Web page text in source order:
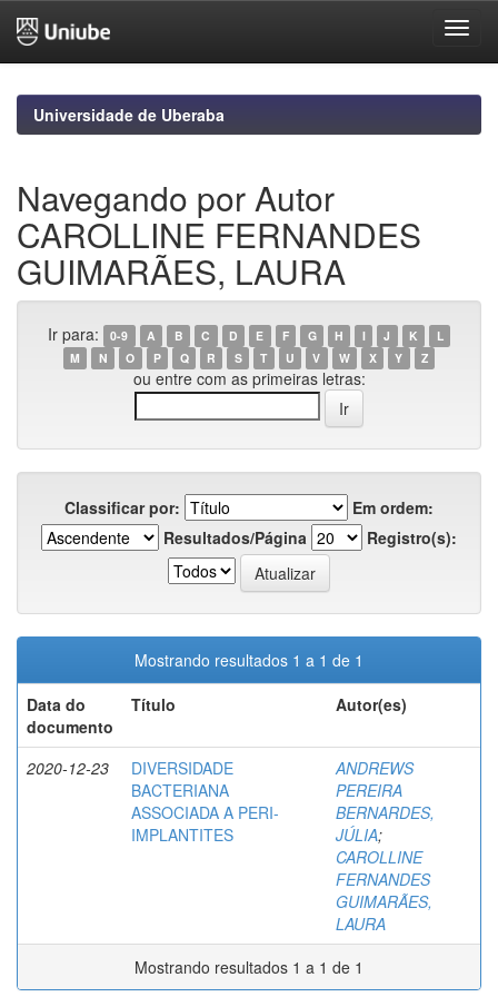
navigationUniversidade de Uberaba
Navegando por Autor
CAROLLINE FERNANDES
GUIMARÃES, LAURA
Ir para: 0-9 A B C D E F G H I J K
L
M
N O P Q R S T U V W X Y Z
ou entre com as primeiras letras:
Classificar por:
Em ordem:
Resultados/Página
Registro(s):
Mostrando resultados 1 a 1 de 1
Data do
documento
Título Autor(es)
2020-12-23
DIVERSIDADE
BACTERIANA
ASSOCIADA A PERI-
IMPLANTITES
ANDREWS
PEREIRA
BERNARDES,
JÚLIA;
CAROLLINE
FERNANDES
GUIMARÃES,
LAURA
Mostrando resultados 1 a 1 de 1